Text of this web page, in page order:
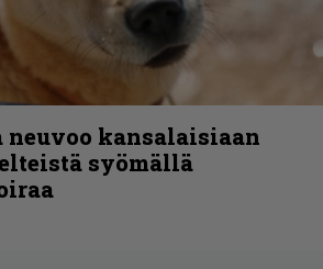
neuvoo kansalaisiaan
syömällä